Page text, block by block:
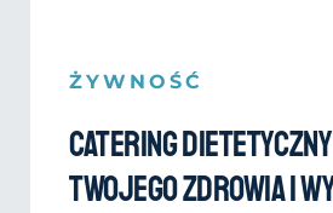
ŻYWNOŚĆ
Catering
Twojego Zdrowia i